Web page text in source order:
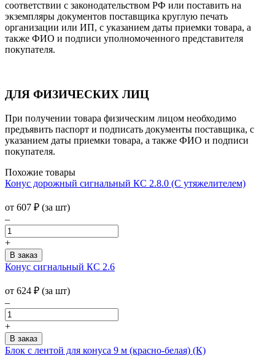
соответствии с законодательством РФ или поставить на
экземпляры документов поставщика круглую печать
организации или ИП, с указанием даты приемки товара, а
также ФИО и подписи уполномоченного представителя
покупателя.
ДЛЯ ФИЗИЧЕСКИХ ЛИЦ
При получении товара физическим лицом необходимо
предъявить паспорт и подписать документы поставщика, с
указанием даты приемки товара, а также ФИО и подписи
покупателя.
Похожие товары
Конус дорожный сигнальный КС 2.8.0 (С утяжелителем)
от 607 ₽ (за шт)
–
+
Конус сигнальный КС 2.6
от 624 ₽ (за шт)
–
+
Блок с лентой для конуса 9 м (красно-белая) (К)